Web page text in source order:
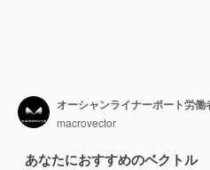
macrovector
あなたにおすすめのベクトル